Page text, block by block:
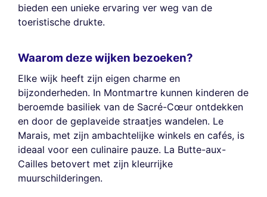
bieden een unieke ervaring ver weg van de
toeristische drukte.
Waarom deze wijken bezoeken?
Elke wijk heeft zijn eigen charme en
bijzonderheden. In Montmartre kunnen kinderen de
beroemde basiliek van de Sacré-Cœur ontdekken
en door de geplaveide straatjes wandelen. Le
Marais, met zijn ambachtelijke winkels en cafés, is
ideaal voor een culinaire pauze. La Butte-aux-
Cailles betovert met zijn kleurrijke
muurschilderingen.